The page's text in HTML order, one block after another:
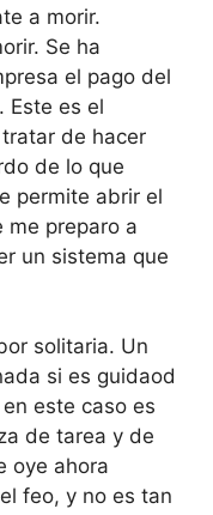
a morir.
Se ha
el pago del
Este es el
de hacer
de lo que
permite abrir el
me preparo a
un sistema que
solitaria. Un
si es guidaod
este caso es
de tarea y de
oye ahora
feo, y no es tan